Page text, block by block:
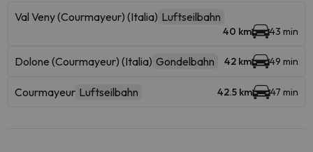
Val Veny (Courmayeur) (Italia) Luftseilbahn
40 km 43 min
Dolone (Courmayeur) (Italia) Gondelbahn 42 km 49 min
Courmayeur Luftseilbahn 42.5 km 47 min